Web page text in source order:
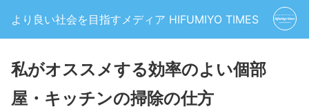
より良い社会を目指すメディア HIFUMIYO TIMES
私がオススメする効率のよい個部
屋・キッチンの掃除の仕方